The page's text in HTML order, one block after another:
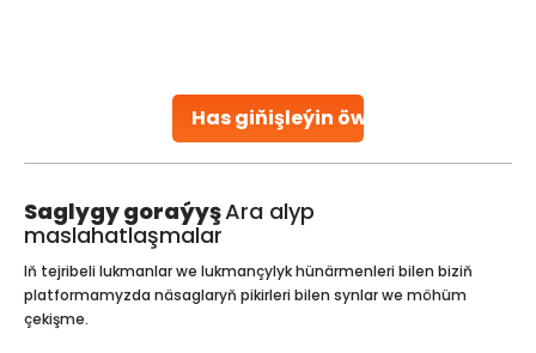
Has giňişleýin öwreniň
collected, they process the
Saglygy goraýyşAra alyp
maslahatlaşmalar
Iň tejribeli lukmanlar we lukmançylyk hünärmenleri bilen biziň
platformamyzda näsaglaryň pikirleri bilen synlar we möhüm
çekişme.